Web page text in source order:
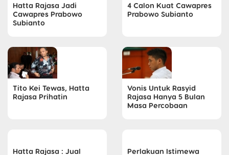
Hatta Rajasa Jadi
Cawapres Prabowo
Subianto
4 Calon Kuat Cawapres
Prabowo Subianto
Tito Kei Tewas, Hatta
Rajasa Prihatin
Vonis Untuk Rasyid
Rajasa Hanya 5 Bulan
Masa Percobaan
Hatta Rajasa : Jual
Perlakuan Istimewa